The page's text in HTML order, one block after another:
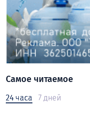
Самое читаемое
24 часа 7 дней